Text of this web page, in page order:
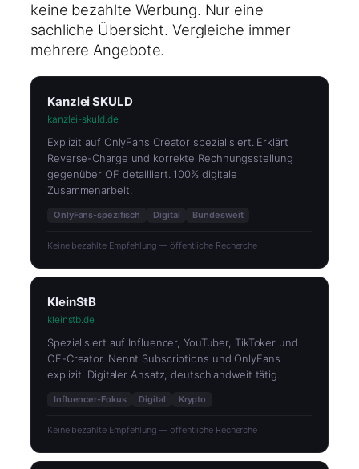
keine bezahlte Werbung. Nur eine
sachliche Übersicht. Vergleiche immer
mehrere Angebote.
Kanzlei SKULD
kanzlei-skuld.de
Explizit auf OnlyFans Creator spezialisiert. Erklärt
Reverse-Charge und korrekte Rechnungsstellung
gegenüber OF detailliert. 100% digitale
Zusammenarbeit.
OnlyFans-spezifisch Digital Bundesweit
Keine bezahlte Empfehlung — öffentliche Recherche
KleinStB
kleinstb.de
Spezialisiert auf Influencer, YouTuber, TikToker und
OF-Creator. Nennt Subscriptions und OnlyFans
explizit. Digitaler Ansatz, deutschlandweit tätig.
Influencer-Fokus Digital Krypto
Keine bezahlte Empfehlung — öffentliche Recherche